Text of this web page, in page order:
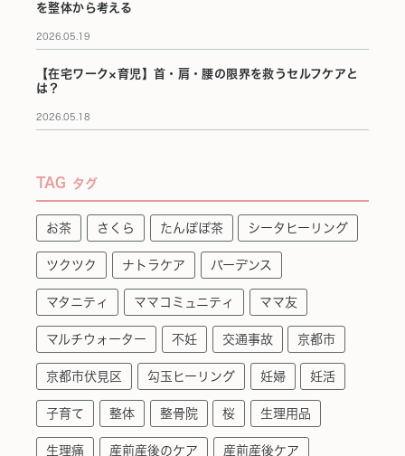
を整体から考える
2026.05.19
【在宅ワーク×育児】首・肩・腰の限界を救うセルフケアと
は？
2026.05.18
TAG タグ
お茶 さくら たんぽぽ茶 シータヒーリング
ツクツク ナトラケア バーデンス
マタニティ ママコミュニティ ママ友
マルチウォーター 不妊 交通事故 京都市
京都市伏見区 勾玉ヒーリング 妊婦 妊活
子育て 整体 整骨院 桜 生理用品
生理痛 産前産後のケア 産前産後ケア